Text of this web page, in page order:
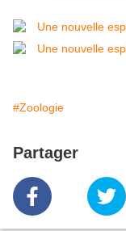
#Zoologie
Partager